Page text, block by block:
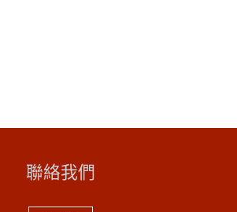
聯絡我們